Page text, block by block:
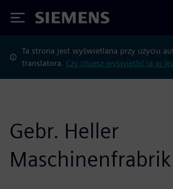
Siemens
Ta strona jest wyświetlana przy użyciu
translatora. Czy chcesz wyświetlić ją w
Gebr. Heller
Maschinenfrabrik